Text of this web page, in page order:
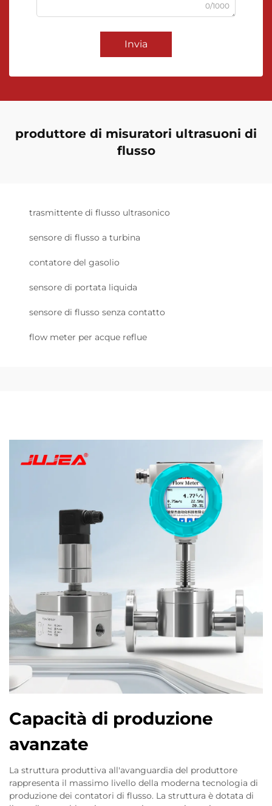
0/1000
Invia
produttore di misuratori ultrasuoni di
flusso
trasmittente di flusso ultrasonico
sensore di flusso a turbina
contatore del gasolio
sensore di portata liquida
sensore di flusso senza contatto
flow meter per acque reflue
Capacità di produzione
avanzate
La struttura produttiva all'avanguardia del produttore
rappresenta il massimo livello della moderna tecnologia di
produzione dei contatori di flusso. La struttura è dotata di